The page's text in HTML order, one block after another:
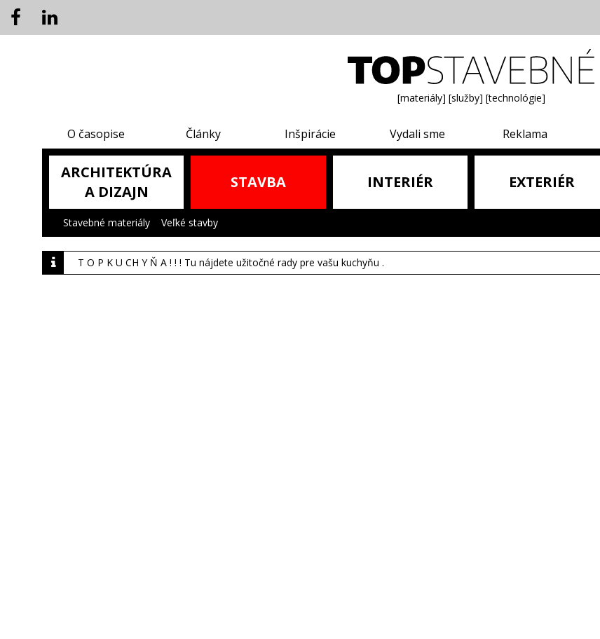
[materiály] [služby] [technológie]
O časopise Články Inšpirácie Vydali sme Reklama
ARCHITEKTÚRA
A DIZAJN
STAVBA INTERIÉR EXTERIÉR
Stavebné materiály Veľké stavby
T O P K U CH Y Ň A ! ! ! Tu nájdete užitočné rady pre vašu kuchyňu .